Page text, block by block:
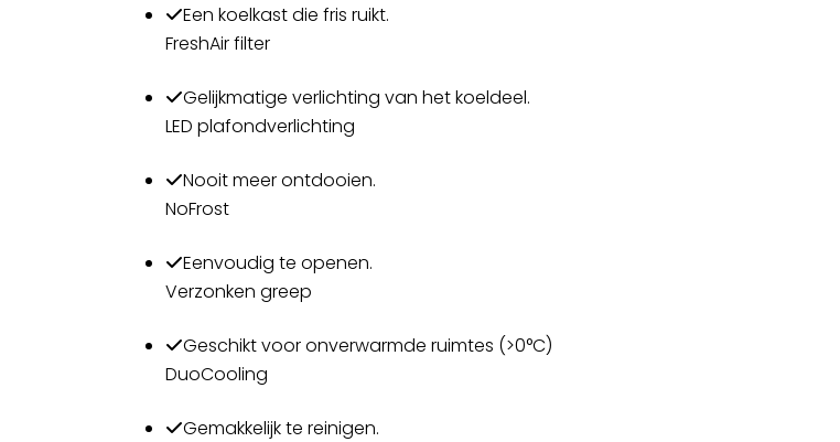
Een koelkast die fris ruikt.
FreshAir filter
Gelijkmatige verlichting van het koeldeel.
LED plafondverlichting
Nooit meer ontdooien.
NoFrost
Eenvoudig te openen.
Verzonken greep
Geschikt voor onverwarmde ruimtes (>0°C)
DuoCooling
Gemakkelijk te reinigen.